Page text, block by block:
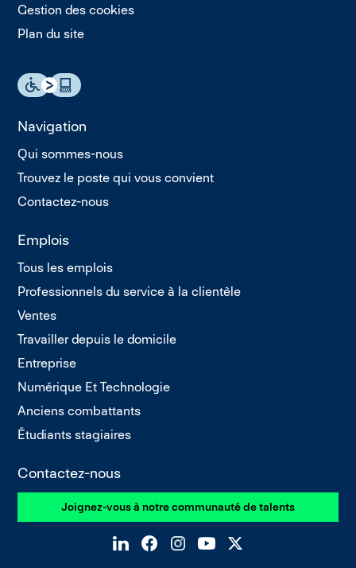
Gestion des cookies
Plan du site
Navigation
Qui sommes-nous
Trouvez le poste qui vous convient
Contactez-nous
Emplois
Tous les emplois
Professionnels du service à la clientèle
Ventes
Travailler depuis le domicile
Entreprise
Numérique Et Technologie
Anciens combattants
Étudiants stagiaires
Contactez-nous
Joignez-vous à notre communauté de talents